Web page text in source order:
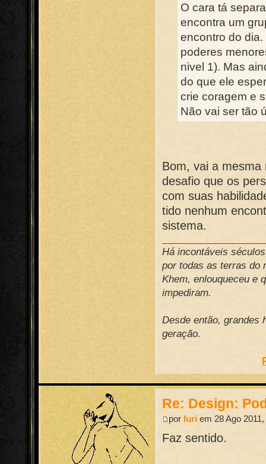
O cara tá
encontra um
encontro do
poderes
nivel 1). Mas
do que ele
crie coragem e
Não vai ser tão
Bom, vai a
desafio que os
com suas
tido nenhum
sistema.
Há incontáveis
por todas as terras do
Khem, enlouqueceu e
impediram.
Desde então, grandes
geração.
Re: Design:
por Iuri em 28 Ago
Faz sentido.